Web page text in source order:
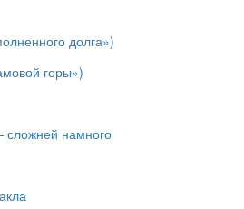
долга»)
горы»)
сложней намного